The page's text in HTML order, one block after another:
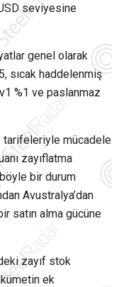
seviyesine
genel olarak
sıcak haddelenmiş
%1 ve paslanmaz
tarifeleriyle mücadele
zayıflatma
bir durum
Avustralya’dan
satın alma gücüne
zayıf stok
ek